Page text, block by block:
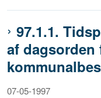
97.1.1.
af dagsorden
07-05-1997